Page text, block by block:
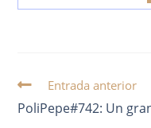
Entrada anterior
PoliPepe#742: Un